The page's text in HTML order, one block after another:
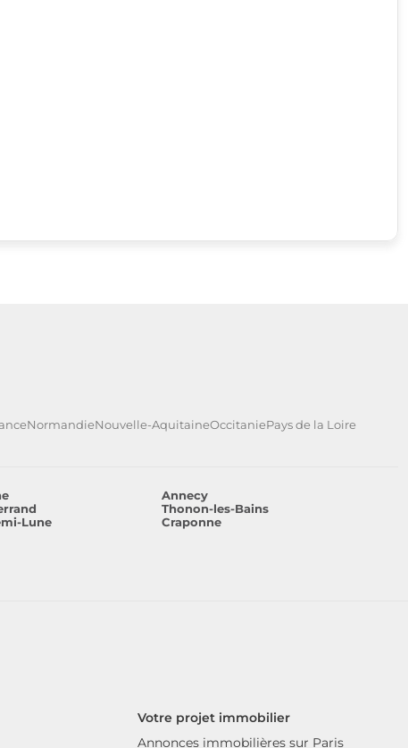
NormandieNouvelle-AquitaineOccitaniePays de la Loire
Annecy
Thonon-les-Bains
Lune
Craponne
Votre projet immobilier
Annonces immobilières sur Paris